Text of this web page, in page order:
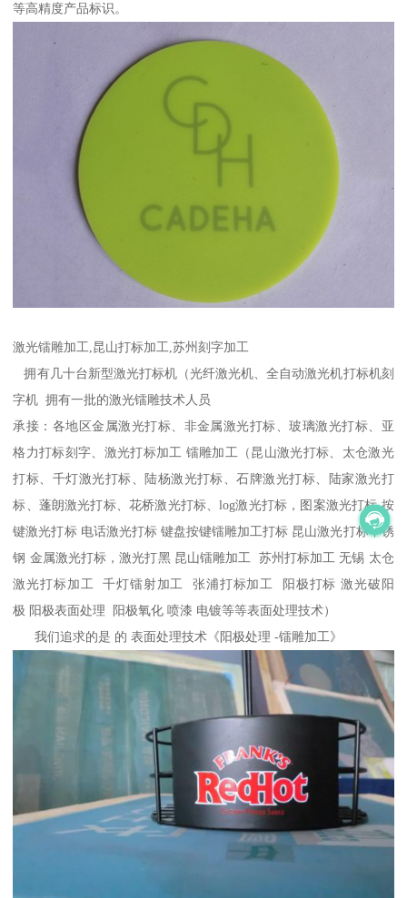
等高精度产品标识。
激光镭雕加工,昆山打标加工,苏州刻字加工
拥有几十台新型激光打标机（光纤激光机、全自动激光机打标机刻
字机 拥有一批的激光镭雕技术人员
承接：各地区金属激光打标、非金属激光打标、玻璃激光打标、亚
格力打标刻字、激光打标加工 镭雕加工（昆山激光打标、太仓激光
打标、千灯激光打标、陆杨激光打标、石牌激光打标、陆家激光打
标、蓬朗激光打标、花桥激光打标、log激光打标，图案激光打标 按
键激光打标 电话激光打标 键盘按键镭雕加工打标 昆山激光打标不锈
钢 金属激光打标，激光打黑 昆山镭雕加工 苏州打标加工 无锡 太仓
激光打标加工 千灯镭射加工 张浦打标加工 阳极打标 激光破阳
极 阳极表面处理 阳极氧化 喷漆 电镀等等表面处理技术）
我们追求的是 的 表面处理技术《阳极处理 -镭雕加工》